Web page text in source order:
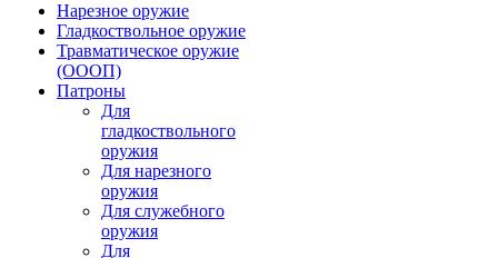
Нарезное оружие
Гладкоствольное оружие
Травматическое оружие
(ОООП)
Патроны
Для
гладкоствольного
оружия
Для нарезного
оружия
Для служебного
оружия
Для